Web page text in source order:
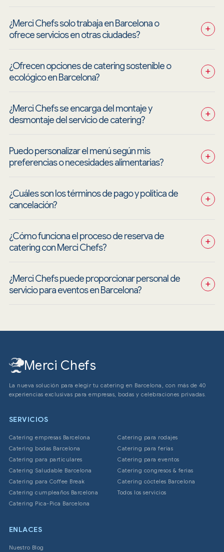
¿Merci Chefs solo trabaja en Barcelona o
ofrece servicios en otras ciudades?
+
¿Ofrecen opciones de catering sostenible o
ecológico en Barcelona?
+
¿Merci Chefs se encarga del montaje y
desmontaje del servicio de catering?
+
Puedo personalizar el menú según mis
preferencias o necesidades alimentarias?
+
¿Cuáles son los términos de pago y política de
cancelación?
+
¿Cómo funciona el proceso de reserva de
catering con Merci Chefs?
+
¿Merci Chefs puede proporcionar personal de
servicio para eventos en Barcelona?
+
Merci Chefs
La nueva solución para elegir tu catering en Barcelona, con más de 40
experiencias exclusivas para empresas, bodas y celebraciones privadas.
SERVICIOS
Catering empresas Barcelona
Catering bodas Barcelona
Catering para particulares
Catering Saludable Barcelona
Catering para Coffee Break
Catering cumpleaños Barcelona
Catering Pica-Pica Barcelona
Catering para rodajes
Catering para ferias
Catering para eventos
Catering congresos & ferias
Catering cócteles Barcelona
Todos los servicios
ENLACES
Nuestro Blog